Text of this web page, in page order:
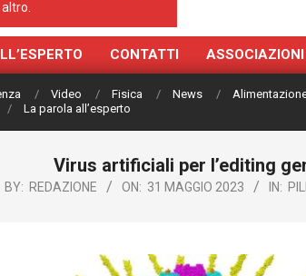
CONTATTI
Video Fisica News
La parola all’esperto
Virus artificiali per l’editing
BY: REDAZIONE ON: 31 MAGGIO 2023 IN: